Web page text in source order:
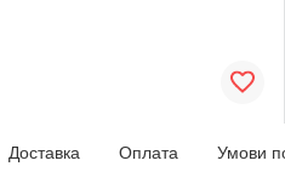
Доставка Оплата Умови